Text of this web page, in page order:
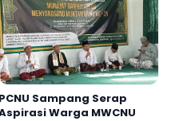
PCNU Sampang Serap
Warga MWCNU